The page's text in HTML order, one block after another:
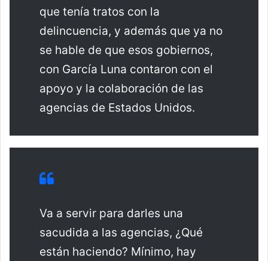
que tenía tratos con la
delincuencia, y además que ya no
se hable de que esos gobiernos,
con García Luna contaron con el
apoyo y la colaboración de las
agencias de Estados Unidos.
Va a servir para darles una
sacudida a las agencias, ¿Qué
están haciendo? Mínimo, hay